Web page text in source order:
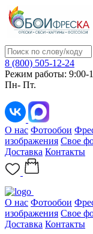
8 (800) 505-12-24
Режим работы: 9:00-
Пн- Пт.
О нас Фотообои
изображения Свое
Доставка Контакты
О нас Фотообои
изображения Свое
Доставка Контакты